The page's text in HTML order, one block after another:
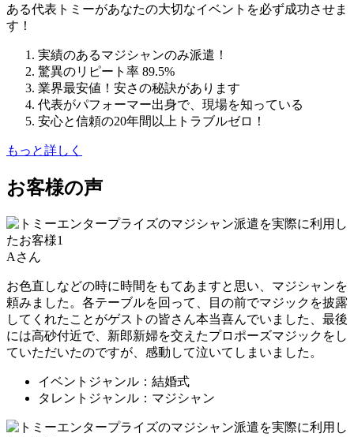
ある代表トミーがあなたの大切なイベントを必ず成功させま
す！
実績のあるマジシャンのみ派遣！
驚異のリピート率 89.5%
業界最安値！安さの秘訣があります
代表がパフォーマー出身で、現場を知っている
安心と信頼の20年間以上トラブルゼロ！
もっと詳しく
お客様の声
Aさん
お色直しなどの時に時間をもてあますと思い、マジシャンを
頼みました。各テーブルを回って、目の前でマジックを披露
してくれたことがゲストの皆さん本当喜んでいました、最後
には高砂付近で、新郎新婦を交えたプロポーズマジックをし
ていただいたのですが、感動して泣いてしまいました。
イベントジャンル：結婚式
タレントジャンル：マジシャン